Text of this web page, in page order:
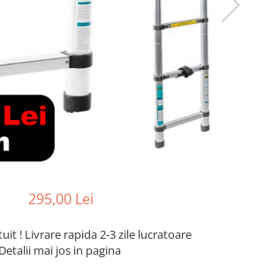
295,00 Lei
! Livrare rapida 2-3 zile lucratoare
Detalii mai jos in pagina